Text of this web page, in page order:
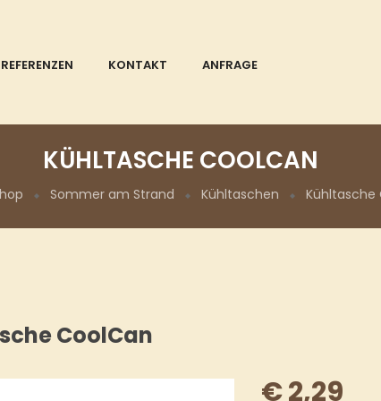
REFERENZEN KONTAKT ANFRAGE
KÜHLTASCHE COOLCAN
Sommer am Strand Kühltaschen Kühltasche
CoolCan
€2,29